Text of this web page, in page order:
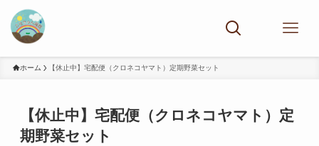
ホーム 【休止中】宅配便（クロネコヤマト）定期野菜セット
【休止中】宅配便（クロネコヤマト）定
期野菜セット